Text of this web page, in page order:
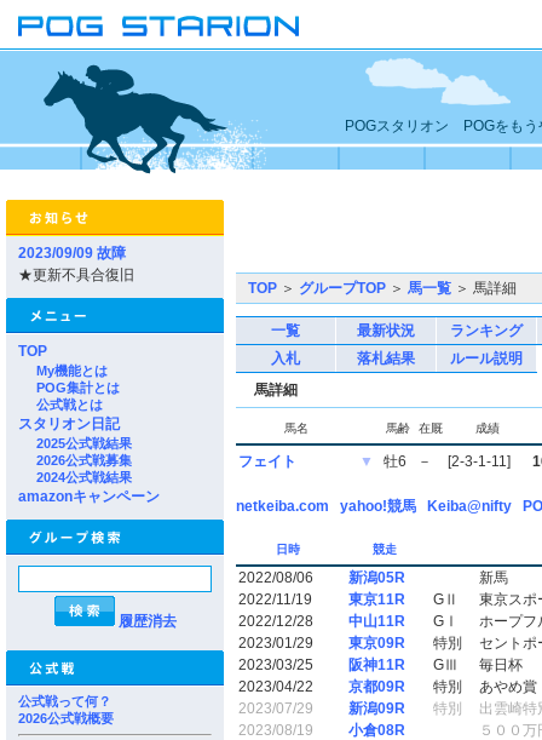
POGスタリオン POGをもう
2023/09/09 故障
★更新不具合復旧
TOP
My機能とは
POG集計とは
公式戦とは
スタリオン日記
2025公式戦結果
2026公式戦募集
2024公式戦結果
amazonキャンペーン
履歴消去
公式戦って何？
2026公式戦概要
TOP ＞ グループTOP ＞ 馬一覧 ＞ 馬詳細
一覧 最新状況
ランキング
入札
落札結果
ルール説明
馬詳細
馬名 馬齢 在厩 成績
フェイト ▼ 牡6 － [2-3-1-11]
netkeiba.com yahoo!競馬 Keiba@nifty
日時 競走
2022/08/06 新潟05R
新馬
2022/11/19
東京11R GⅡ
東京スポ
2022/12/28
中山11R GⅠ
ホープフ
2023/01/29
東京09R 特別
セントポ
2023/03/25
阪神11R GⅢ
毎日杯
2023/04/22
京都09R 特別
あやめ賞
2023/07/29
新潟09R 特別
出雲崎特
2023/08/19
小倉08R
５００万